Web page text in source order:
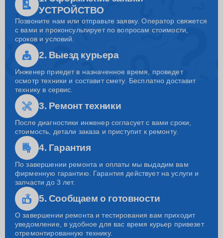
УСТРОЙСТВО
Позвоните нам или отправьте заявку. Оператор свяжется
с вами и проконсультирует по вопросам стоимости,
сроков и условий.
2. Выезд курьера
Инженер приедет в назначенное время, проведет
осмотр техники и составит смету. Бесплатно доставит
технику в сервис.
3. Ремонт техники
После диагностики инженер согласует с вами сроки,
стоимость, детали заказа и приступит к ремонту.
4. Гарантия
По завершении ремонта и оплаты мы выдадим вам
фирменную гарантию. Гарантия действует на услуги и
запчасти до 3 лет.
5. Сообщаем о готовности
О завершении ремонта и тестирования вам приходит
уведомление, в удобное для вас время курьер привезет
отремонтированную технику.